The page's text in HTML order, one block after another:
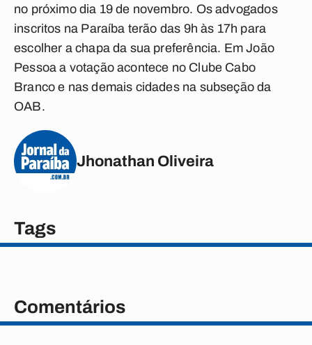
no próximo dia 19 de novembro. Os advogados
inscritos na Paraíba terão das 9h às 17h para
escolher a chapa da sua preferência. Em João
Pessoa a votação acontece no Clube Cabo
Branco e nas demais cidades na subseção da
OAB.
Jhonathan Oliveira
Tags
Comentários